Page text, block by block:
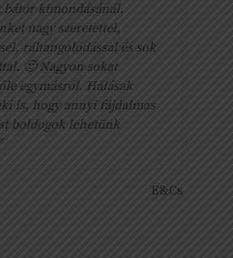
bátor kimondásánál.
nagy szeretettel,
ráhangolódással és sok
🙂 Nagyon sokat
egymásról. Hálásak
is, hogy annyi fájdalmas
boldogok lehetünk
E&Cs